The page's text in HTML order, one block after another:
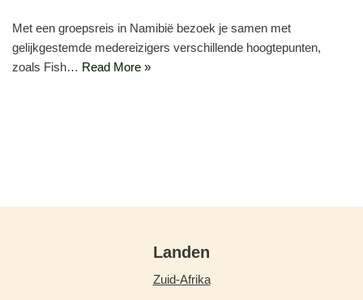
Met een groepsreis in Namibië bezoek je samen met
gelijkgestemde medereizigers verschillende hoogtepunten,
zoals Fish… Read More »
Landen
Zuid-Afrika